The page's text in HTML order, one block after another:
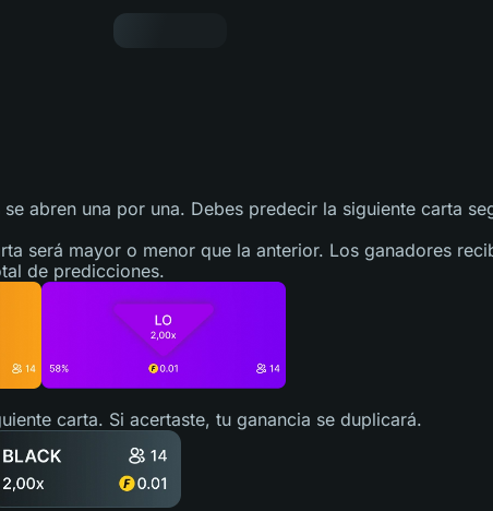
abren una por una. Debes predecir la siguiente carta
será mayor o menor que la anterior. Los ganadores
de predicciones.
carta. Si acertaste, tu ganancia se duplicará.